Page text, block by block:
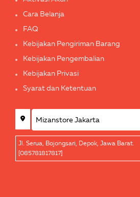
Cara Belanja
FAQ
Kebijakan Pengiriman Barang
Kebijakan Pengembalian
Kebijakan Privasi
Syarat dan Ketentuan
Jl. Serua, Bojongsari, Depok, Jawa Barat.
[085781817817]